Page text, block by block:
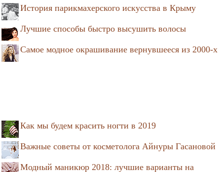
История парикмахерского искусства в Крыму
Лучшие способы быстро высушить волосы
Самое модное окрашивание вернувшееся из 2000-х
Как мы будем красить ногти в 2019
Важные советы от косметолога Айнуры Гасановой
Модный маникюр 2018: лучшие варианты на